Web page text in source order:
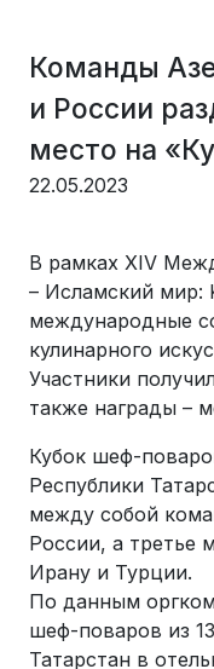
Команды
и России
место на
22.05.2023
В рамках XIV
– Исламский мир:
международные
кулинарного
Участники
также награды –
Кубок шеф-
Республики
между собой
России, а третье
Ирану и Турции.
По данным
шеф-поваров из
Татарстан в